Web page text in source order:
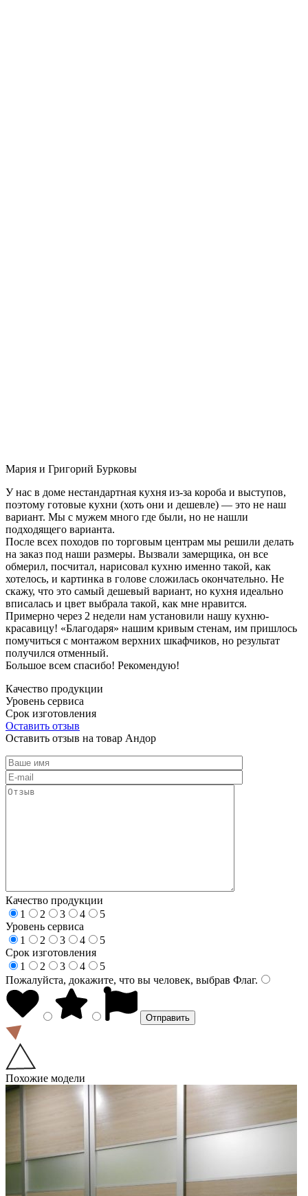
Мария и Григорий Бурковы
У нас в доме нестандартная кухня из-за короба и выступов,
поэтому готовые кухни (хоть они и дешевле) — это не наш
вариант. Мы с мужем много где были, но не нашли
подходящего варианта.
После всех походов по торговым центрам мы решили делать
на заказ под наши размеры. Вызвали замерщика, он все
обмерил, посчитал, нарисовал кухню именно такой, как
хотелось, и картинка в голове сложилась окончательно. Не
скажу, что это самый дешевый вариант, но кухня идеально
вписалась и цвет выбрала такой, как мне нравится.
Примерно через 2 недели нам установили нашу кухню-
красавицу! «Благодаря» нашим кривым стенам, им пришлось
помучиться с монтажом верхних шкафчиков, но результат
получился отменный.
Большое всем спасибо! Рекомендую!
Качество продукции
Уровень сервиса
Срок изготовления
Оставить отзыв
Оставить отзыв на товар Андор
Качество продукции
1
2 3 4
5
Уровень сервиса
1
2 3 4
5
Срок изготовления
1
2 3 4
5
Пожалуйста, докажите, что вы человек, выбрав Флаг.
Похожие модели